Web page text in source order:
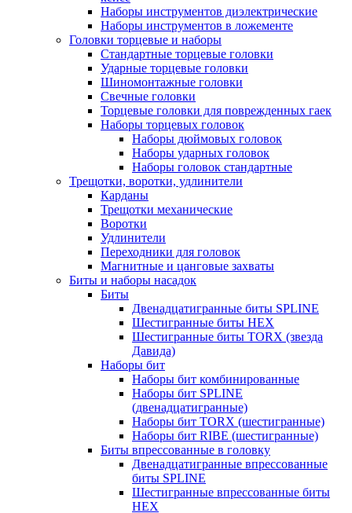
Наборы инструментов диэлектрические
Наборы инструментов в ложементе
Головки торцевые и наборы
Стандартные торцевые головки
Ударные торцевые головки
Шиномонтажные головки
Свечные головки
Торцевые головки для поврежденных гаек
Наборы торцевых головок
Наборы дюймовых головок
Наборы ударных головок
Наборы головок стандартные
Трещотки, воротки, удлинители
Карданы
Трещотки механические
Воротки
Удлинители
Переходники для головок
Магнитные и цанговые захваты
Биты и наборы насадок
Биты
Двенадцатигранные биты SPLINE
Шестигранные биты HEX
Шестигранные биты TORX (звезда
Давида)
Наборы бит
Наборы бит комбинированные
Наборы бит SPLINE
(двенадцатигранные)
Наборы бит TORX (шестигранные)
Наборы бит RIBE (шестигранные)
Биты впрессованные в головку
Двенадцатигранные впрессованные
биты SPLINE
Шестигранные впрессованные биты
HEX